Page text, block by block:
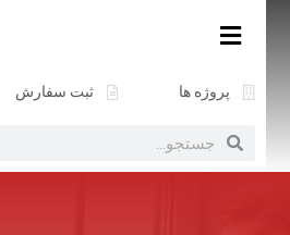
پروژه ها ثبت سفارش